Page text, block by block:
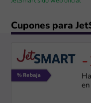
Cupones para
-